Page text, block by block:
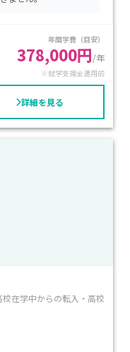
度の活用により負担
自分のペースでじっく
す。
年間学費（目安）
378,000円/年
※就学支援金適用前
詳細を見る
在学中からの転入・高校